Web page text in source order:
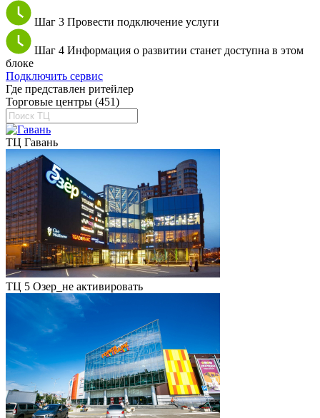
Шаг 3 Провести подключение услуги
Шаг 4 Информация о развитии станет доступна в этом
блоке
Подключить сервис
Где представлен ритейлер
Торговые центры (451)
ТЦ Гавань
ТЦ 5 Озер_не активировать